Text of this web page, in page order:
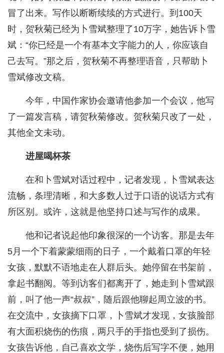
冒了出来。写作以断断续续的方式进行。到100天
时，贺秋菊已经为卜雪斌整理了10万字，她告诉卜雪
斌：“你已经是一个有基本文字能力的人，你应该自
己去写。”那之后，贺秋菊不再整理语音，只帮助卜
雪斌修改文稿。
今年，中国作家协会邀请他参加一个会议，他写
了一篇发言稿，请贺秋菊修改。贺秋菊只改了一处，
其他全文未动。
进屋喝杯茶
在和卜雪斌对话过程中，记者发现，卜雪斌表达
流畅，条理清晰，和大多数人过于口语的说话方式有
所区别。或许，这就是他坚持口述与写作的成果。
他和记者说起他印象很深的一个访客。那是去年
5月一个下着蒙蒙细雨的日子，一个戴着口罩的年轻
女孩，默默不语地走在人群后头。她停留在书架前，
拿起书翻阅。等到访客们都离开了，她走到卜雪斌跟
前，叫了他一声“叔叔”，随后跟他聊起周立波的书。
在交流中，女孩摘下口罩，卜雪斌才发现，女孩脸部
有大面积烧伤的伤痕，两只手的手指也受到了损伤。
女孩告诉他，自己喜欢文学，烧伤后写字不便，她用